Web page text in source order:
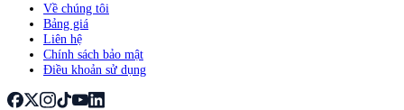
Về chúng tôi
Bảng giá
Liên hệ
Chính sách bảo mật
Điều khoản sử dụng